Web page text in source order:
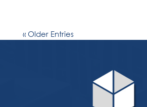
« Older Entries